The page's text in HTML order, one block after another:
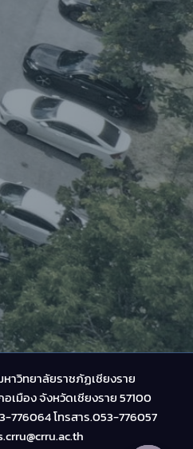
าวิทยาลัยราชภัฏเชียงราย
เมือง จังหวัดเชียงราย 57100
776064 โทรสาร.053-776057